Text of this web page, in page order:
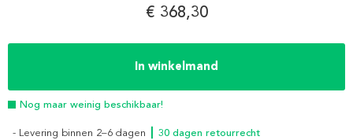
€ 368,30
In winkelmand
Nog maar weinig beschikbaar!
- Levering binnen 2–6 dagen ┃ 30 dagen retourrecht